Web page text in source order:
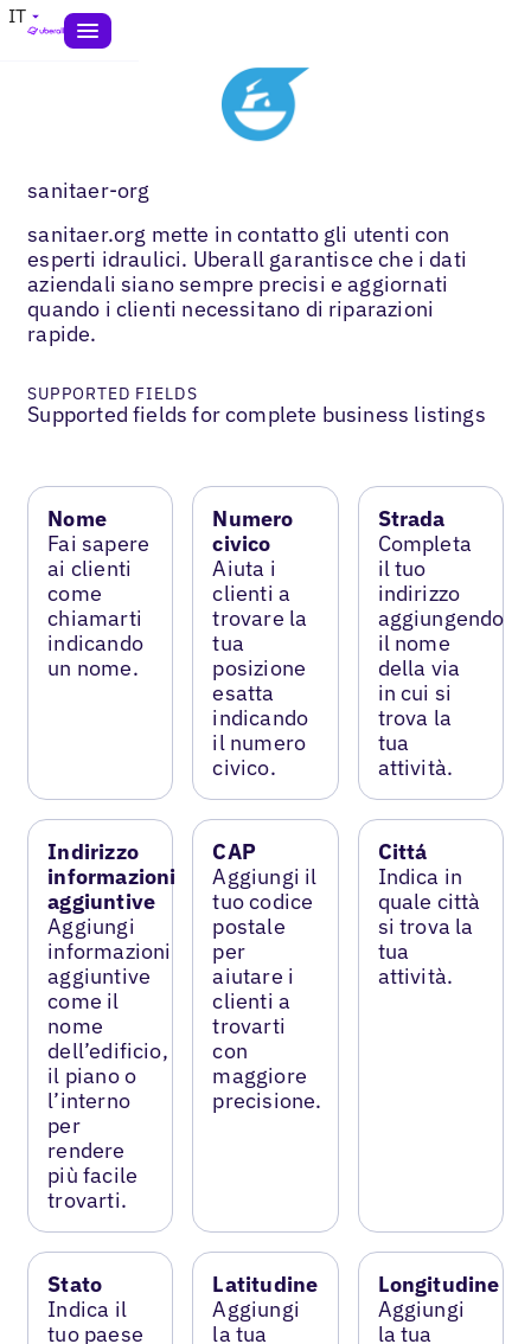
IT
sanitaer-org
sanitaer.org mette in contatto gli utenti con
esperti idraulici. Uberall garantisce che i dati
aziendali siano sempre precisi e aggiornati
quando i clienti necessitano di riparazioni
rapide.
SUPPORTED FIELDS
Supported fields for complete business listings
Nome
Fai sapere
ai clienti
come
chiamarti
indicando
un nome.
Numero
civico
Aiuta i
clienti a
trovare la
tua
posizione
esatta
indicando
il numero
civico.
Strada
Completa
il tuo
indirizzo
aggiungendo
il nome
della via
in cui si
trova la
tua
attività.
Indirizzo
informazioni
aggiuntive
Aggiungi
informazioni
aggiuntive
come il
nome
dell’edificio,
il piano o
l’interno
per
rendere
più facile
trovarti.
CAP
Aggiungi il
tuo codice
postale
per
aiutare i
clienti a
trovarti
con
maggiore
precisione.
Cittá
Indica in
quale città
si trova la
tua
attività.
Stato
Indica il
tuo paese
Latitudine
Aggiungi
la tua
Longitudine
Aggiungi
la tua